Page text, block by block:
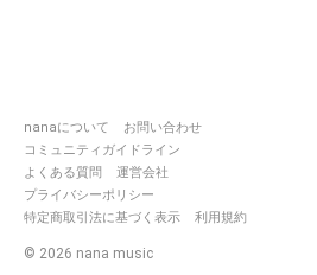
nanaについて
お問い合わせ
コミュニティガイドライン
よくある質問
運営会社
プライバシーポリシー
特定商取引法に基づく表示
利用規約
© 2026 nana music